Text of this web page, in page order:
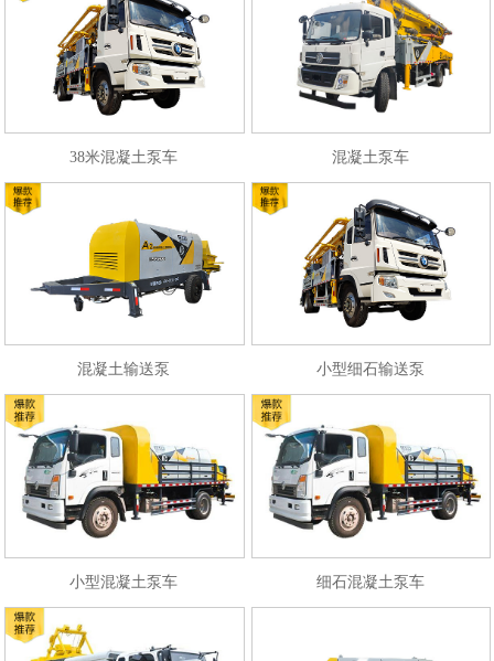
38米混凝土泵车 混凝土泵车
混凝土输送泵 小型细石输送泵
小型混凝土泵车 细石混凝土泵车